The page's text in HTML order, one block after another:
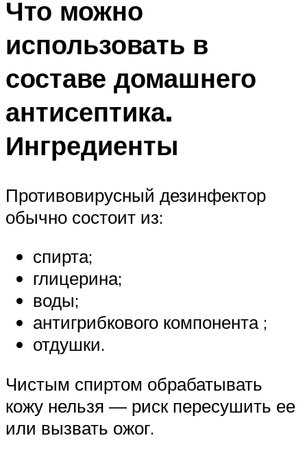
Что можно
использовать в
составе домашнего
антисептика.
Ингредиенты
Противовирусный дезинфектор
обычно состоит из:
спирта;
глицерина;
воды;
антигрибкового компонента ;
отдушки.
Чистым спиртом обрабатывать
кожу нельзя — риск пересушить ее
или вызвать ожог.